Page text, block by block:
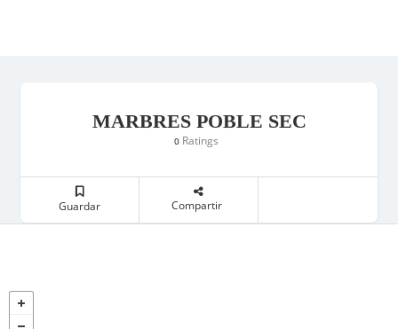
MARBRES POBLE SEC
0 Ratings
Guardar Compartir